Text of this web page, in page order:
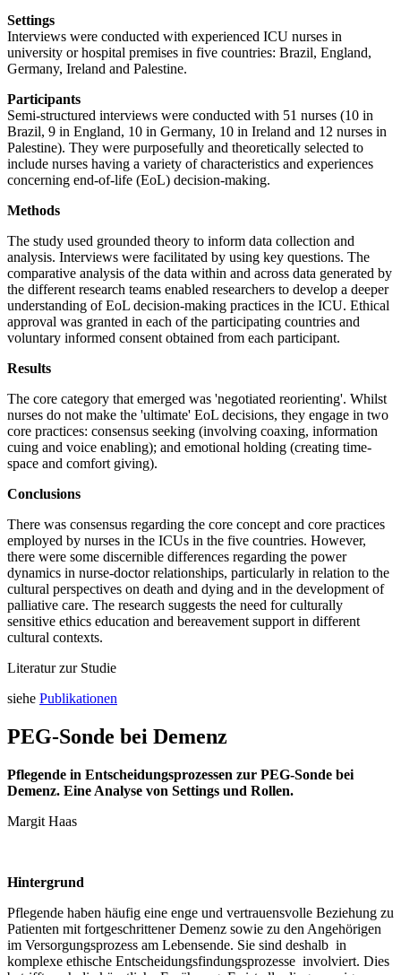
Settings
Interviews were conducted with experienced ICU nurses in
university or hospital premises in five countries: Brazil, England,
Germany, Ireland and Palestine.
Participants
Semi-structured interviews were conducted with 51 nurses (10 in
Brazil, 9 in England, 10 in Germany, 10 in Ireland and 12 nurses in
Palestine). They were purposefully and theoretically selected to
include nurses having a variety of characteristics and experiences
concerning end-of-life (EoL) decision-making.
Methods
The study used grounded theory to inform data collection and
analysis. Interviews were facilitated by using key questions. The
comparative analysis of the data within and across data generated by
the different research teams enabled researchers to develop a deeper
understanding of EoL decision-making practices in the ICU. Ethical
approval was granted in each of the participating countries and
voluntary informed consent obtained from each participant.
Results
The core category that emerged was 'negotiated reorienting'. Whilst
nurses do not make the 'ultimate' EoL decisions, they engage in two
core practices: consensus seeking (involving coaxing, information
cuing and voice enabling); and emotional holding (creating time-
space and comfort giving).
Conclusions
There was consensus regarding the core concept and core practices
employed by nurses in the ICUs in the five countries. However,
there were some discernible differences regarding the power
dynamics in nurse-doctor relationships, particularly in relation to the
cultural perspectives on death and dying and in the development of
palliative care. The research suggests the need for culturally
sensitive ethics education and bereavement support in different
cultural contexts.
Literatur zur Studie
siehe Publikationen
PEG-Sonde bei Demenz
Pflegende in Entscheidungsprozessen zur PEG-Sonde bei
Demenz. Eine Analyse von Settings und Rollen.
Margit Haas
Hintergrund
Pflegende haben häufig eine enge und vertrauensvolle Beziehung zu
Patienten mit fortgeschrittener Demenz sowie zu den Angehörigen
im Versorgungsprozess am Lebensende. Sie sind deshalb in
komplexe ethische Entscheidungsfindungsprozesse involviert. Dies